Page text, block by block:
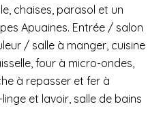
chaises, parasol et un
Apuaines. Entrée / salon
/ salle à manger, cuisine
four à micro-ondes,
à repasser et fer à
et lavoir, salle de bains